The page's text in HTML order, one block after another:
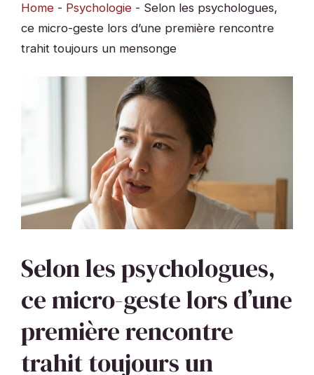
Home - Psychologie - Selon les psychologues,
ce micro-geste lors d’une première rencontre
trahit toujours un mensonge
Selon les psychologues,
ce micro-geste lors d’une
première rencontre
trahit toujours un